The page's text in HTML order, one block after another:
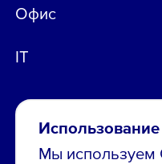
Мы используем
Офис
IT